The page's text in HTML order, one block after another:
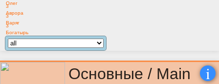
Олег
3
Аврора
3
Варяг
3
Богатырь
Основные / Main i